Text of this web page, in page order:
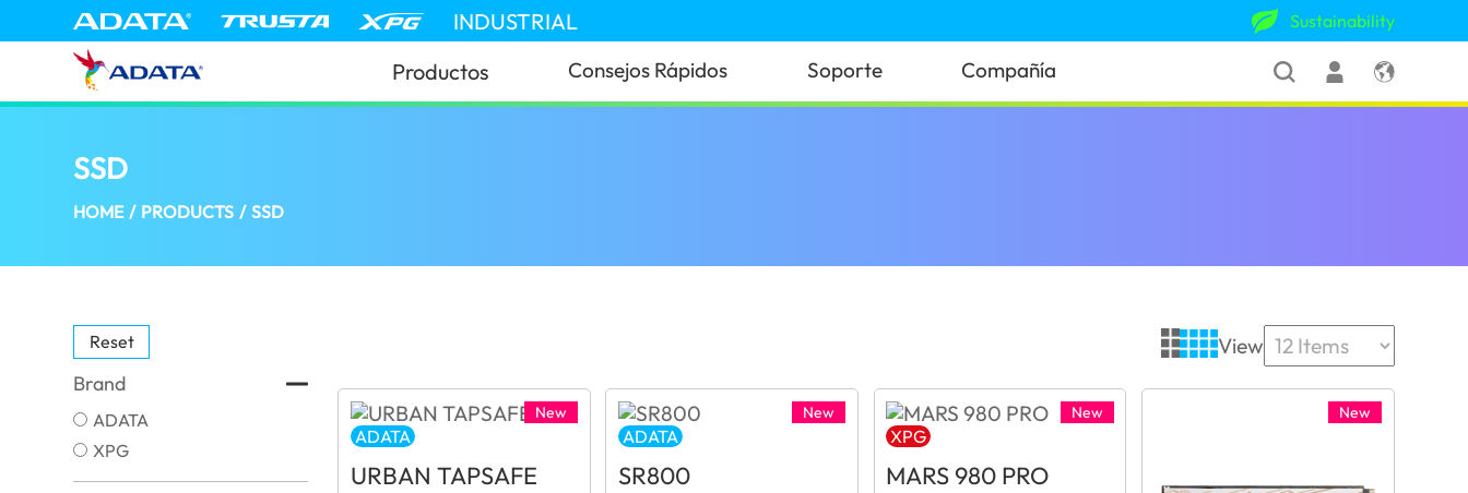
INDUSTRIAL Sustainability
Productos Consejos Rápidos Soporte Compañía
SSD(Nicaragua)
HOME / PRODUCTS / SSD
Reset
Brand
ADATA
XPG
View
New
ADATA
URBAN TAPSAFE
New
ADATA
SR800
New
XPG
MARS 980 PRO
New